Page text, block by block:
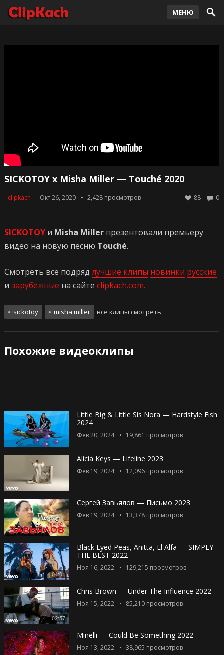
МЕНЮ
SICKOTOY x Misha Miller — Touché 2020
- clipkach — Окт 26, 2020 2,428просмотров 0
88
SICKOTOYи Misha Millerпрезентовали премьеру
видео на новую песню Touché.
Смотреть все подряд лучшие клипы новинки русские
и зарубежные на сайте clipkach.com.
sickotoy misha miller все клипы смотреть
Похожие видеоклипы
Little Big & Little Sis Nora — Hardstyle Fish
2024
Фев 20, 2024 19,861 просмотров
Alicia Keys — Lifeline 2023
Фев 19, 2024 12,096просмотров
Сергей Завьялов — Письмо 2023
Фев 19, 2024 13,378просмотров
04:01
Black Eyed Peas, Anitta, El Alfa — SIMPLY
THE BEST 2022
Ноя 16, 2022 129,215 просмотров
02:57
Chris Brown — Under The Influence 2022
Ноя 15, 2022 85,210просмотров
Minelli — Could Be Something 2022
Ноя 13, 2022 38,965 просмотров